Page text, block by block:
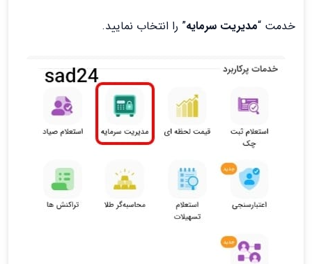
خدمت “مدیریت سرمایه” را انتخاب نمایید.